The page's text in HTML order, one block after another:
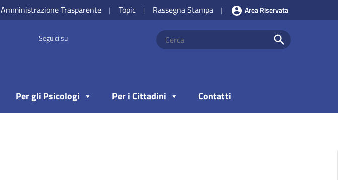
Amministrazione Trasparente | Topic | Rassegna Stampa | Area Riservata
Seguici su
Per gli Psicologi Per i Cittadini Contatti